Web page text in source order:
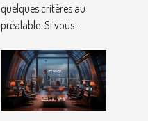
quelques critères au
préalable. Si vous...